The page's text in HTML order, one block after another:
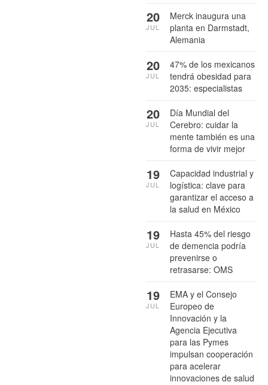
Merck inaugura una
planta en Darmstadt,
Alemania
20
JUL
47% de los mexicanos
tendrá obesidad para
2035: especialistas
20
JUL
Día Mundial del
Cerebro: cuidar la
mente también es una
forma de vivir mejor
20
JUL
Capacidad industrial y
logística: clave para
garantizar el acceso a
la salud en México
19
JUL
Hasta 45% del riesgo
de demencia podría
prevenirse o
retrasarse: OMS
19
JUL
EMA y el Consejo
Europeo de
Innovación y la
Agencia Ejecutiva
para las Pymes
impulsan cooperación
para acelerar
innovaciones de salud
19
JUL